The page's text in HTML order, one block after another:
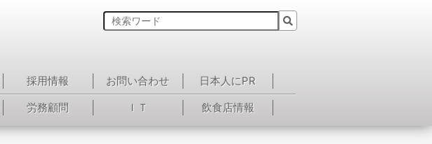
採用情報 お問い合わせ
日本人にPR
労務顧問 ＩＴ 飲食店情報